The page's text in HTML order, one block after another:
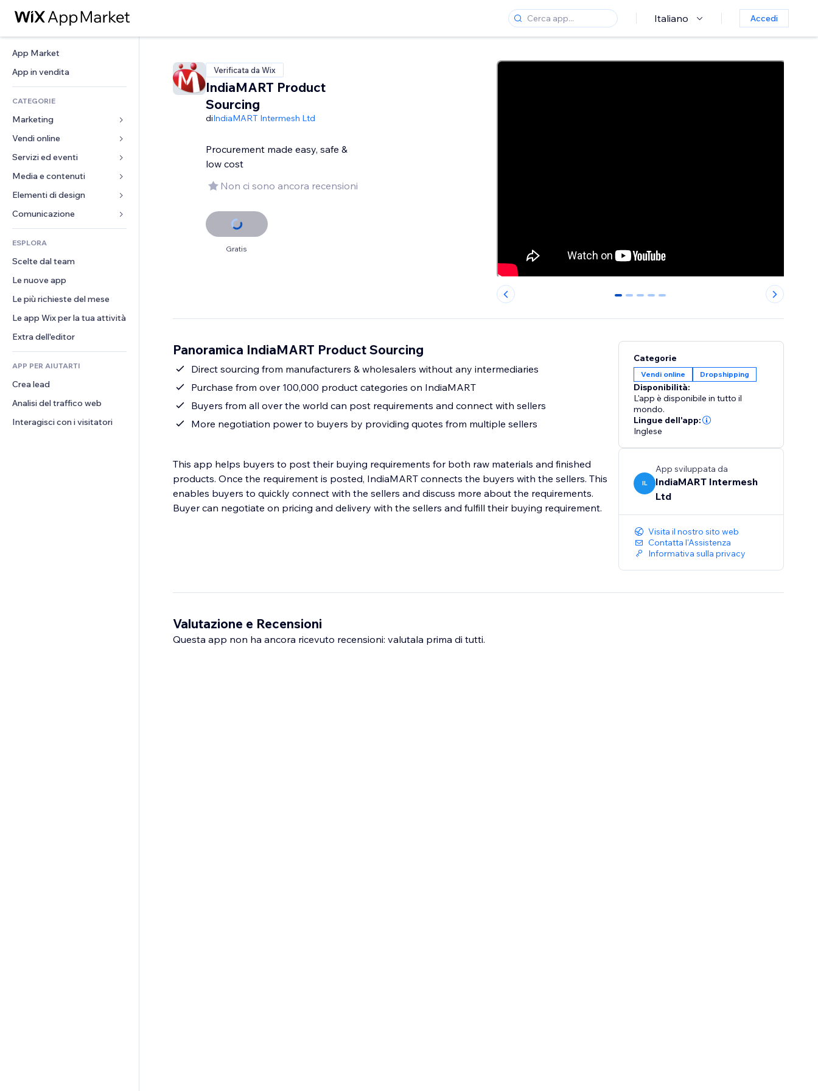
Italiano Accedi
App Market
App in vendita
CATEGORIE
Marketing
Inserzioni
Mobile
Dati analitici
Inserzioni sito
Email
Vendi online
App per Stores
Spedizione e consegna
Tasti Vendi
Amministrazione
Buoni e programmi fedeltà
Servizi ed eventi
Hotel
Eventi
Ristoranti
Immobiliare
Prenotazioni
Media e contenuti
Galleria
Musica
Podcast
Fotografia
Video
PDF
Condivisione file
Elementi di design
Mappe e navigazione
Privacy e sicurezza
Orologio
Template per pagine
Effetti immagine
Tasti e menu
Banner e badge
Calcolatrici
Cerca
Meteo
Grafici e tabelle
Moduli
Sondaggi
Chat
Commenti
Telefono
Community
Recensioni e testimonial
CRM
ESPLORA
Scelte dal team
Le nuove app
Le più richieste del mese
Le app Wix per la tua attività
Extra dell'editor
APP PER AIUTARTI
Crea lead
Analisi del traffico web
Interagisci con i visitatori
Verificata da Wix
IndiaMART Product
Sourcing
diIndiaMART Intermesh Ltd
Procurement made easy, safe &
low cost
Non ci sono ancora recensioni
Gratis
0 1 2 3 4
Panoramica IndiaMART Product Sourcing
Direct sourcing from manufacturers & wholesalers without any intermediaries
Purchase from over 100,000 product categories on IndiaMART
Buyers from all over the world can post requirements and connect with sellers
More negotiation power to buyers by providing quotes from multiple sellers
This app helps buyers to post their buying requirements for both raw materials and finished
products. Once the requirement is posted, IndiaMART connects the buyers with the sellers. This
enables buyers to quickly connect with the sellers and discuss more about the requirements.
Categorie
Vendi online Dropshipping
Disponibilità:
L'app è disponibile in tutto il
mondo.
Lingue dell'app:
Inglese
IL
App sviluppata da
IndiaMART Intermesh
Ltd
Visita il nostro sito web
Contatta l'Assistenza
Informativa sulla privacy
Valutazione e Recensioni
Questa app non ha ancora ricevuto recensioni: valutala prima di tutti.